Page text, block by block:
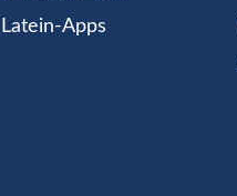
Latein-Apps